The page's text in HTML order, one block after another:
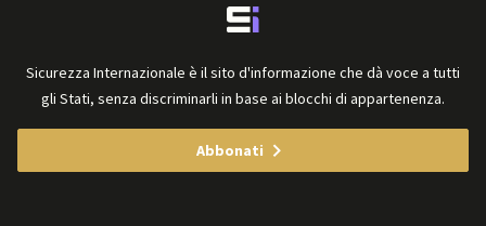
Sicurezza Internazionale è il sito d'informazione che dà voce a tutti
gli Stati, senza discriminarli in base ai blocchi di appartenenza.
Abbonati